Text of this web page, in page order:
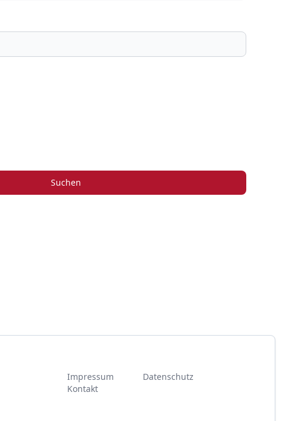
Suchen
Impressum
Datenschutz
Kontakt